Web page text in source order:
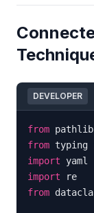
DEVELOPER
from pathlib
from typing
import
import
from